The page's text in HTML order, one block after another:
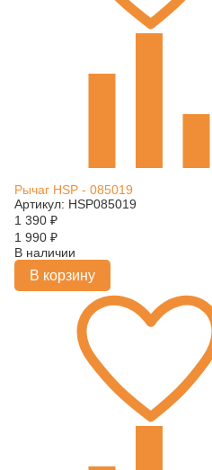
Рычаг HSP - 085019
Артикул: HSP085019
1 390 ₽
1 990 ₽
В наличии
В корзину